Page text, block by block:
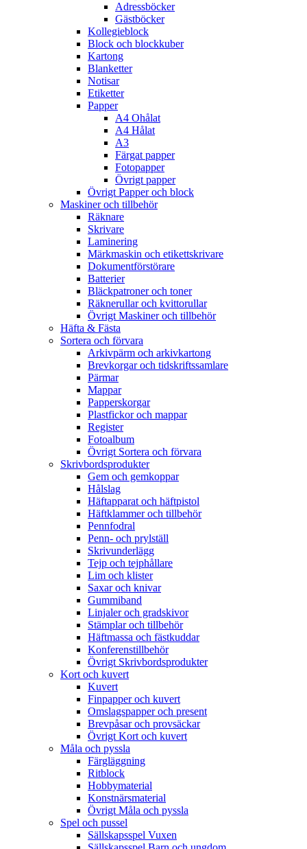
Adressböcker
Gästböcker
Kollegieblock
Block och blockkuber
Kartong
Blanketter
Notisar
Etiketter
Papper
A4 Ohålat
A4 Hålat
A3
Färgat papper
Fotopapper
Övrigt papper
Övrigt Papper och block
Maskiner och tillbehör
Räknare
Skrivare
Laminering
Märkmaskin och etikettskrivare
Dokumentförstörare
Batterier
Bläckpatroner och toner
Räknerullar och kvittorullar
Övrigt Maskiner och tillbehör
Häfta & Fästa
Sortera och förvara
Arkivpärm och arkivkartong
Brevkorgar och tidskriftssamlare
Pärmar
Mappar
Papperskorgar
Plastfickor och mappar
Register
Fotoalbum
Övrigt Sortera och förvara
Skrivbordsprodukter
Gem och gemkoppar
Hålslag
Häftapparat och häftpistol
Häftklammer och tillbehör
Pennfodral
Penn- och prylställ
Skrivunderlägg
Tejp och tejphållare
Lim och klister
Saxar och knivar
Gummiband
Linjaler och gradskivor
Stämplar och tillbehör
Häftmassa och fästkuddar
Konferenstillbehör
Övrigt Skrivbordsprodukter
Kort och kuvert
Kuvert
Finpapper och kuvert
Omslagspapper och present
Brevpåsar och provsäckar
Övrigt Kort och kuvert
Måla och pyssla
Färgläggning
Ritblock
Hobbymaterial
Konstnärsmaterial
Övrigt Måla och pyssla
Spel och pussel
Sällskapsspel Vuxen